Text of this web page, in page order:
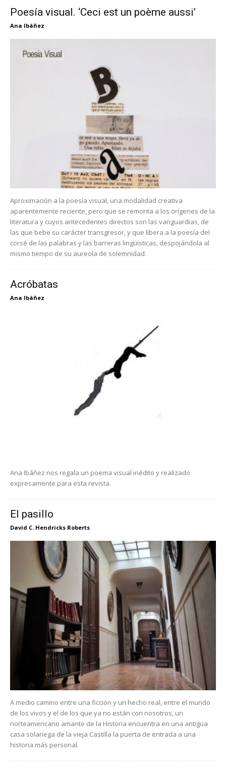
Poesía visual. ‘Ceci est un poème aussi’
Ana Ibáñez
Aproximación a la poesía visual, una modalidad creativa
aparentemente reciente, pero que se remonta a los orígenes de la
literatura y cuyos antecedentes directos son las vanguardias, de
las que bebe su carácter transgresor, y que libera a la poesía del
corsé de las palabras y las barreras lingüísticas, despojándola al
mismo tiempo de su aureola de solemnidad.
Acróbatas
Ana Ibáñez
Ana Ibáñez nos regala un poema visual inédito y realizado
expresamente para esta revista.
El pasillo
David C. Hendricks Roberts
A medio camino entre una ficción y un hecho real, entre el mundo
de los vivos y el de los que ya no están con nosotros, un
norteamericano amante de la Historia encuentra en una antigua
casa solariega de la vieja Castilla la puerta de entrada a una
historia más personal.